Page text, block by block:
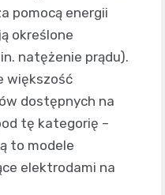
pomocą energii
określone
natężenie prądu).
większość
dostępnych na
tę kategorię –
to modele
elektrodami na